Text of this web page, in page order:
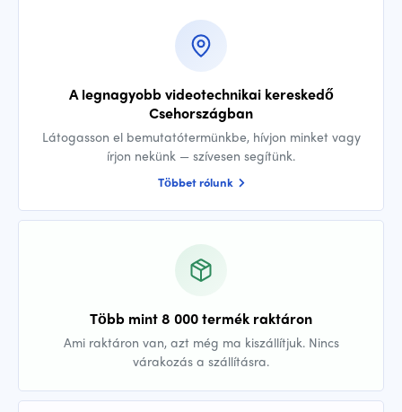
A legnagyobb videotechnikai kereskedő
Csehországban
Látogasson el bemutatótermünkbe, hívjon minket vagy
írjon nekünk — szívesen segítünk.
Többet rólunk
Több mint 8 000 termék raktáron
Ami raktáron van, azt még ma kiszállítjuk. Nincs
várakozás a szállításra.